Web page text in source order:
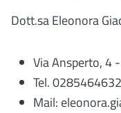
Dott.sa Eleonora
Via Ansperto, 4
Tel. 0285464632
Mail: